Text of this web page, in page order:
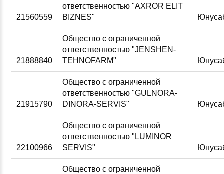
21560559
ответственностью "AXROR ELIT
BIZNES"
21888840
Общество с ограниченной
ответственностью "JENSHEN-
TEHNOFARM"
21915790
Общество с ограниченной
ответственностью "GULNORA-
DINORA-SERVIS"
22100966
Общество с ограниченной
ответственностью "LUMINOR
SERVIS"
Общество с ограниченной